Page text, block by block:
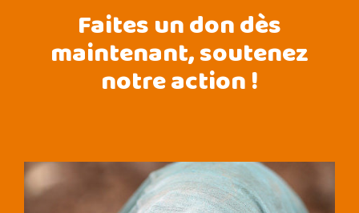
Faites un don dès
maintenant, soutenez
notre action !